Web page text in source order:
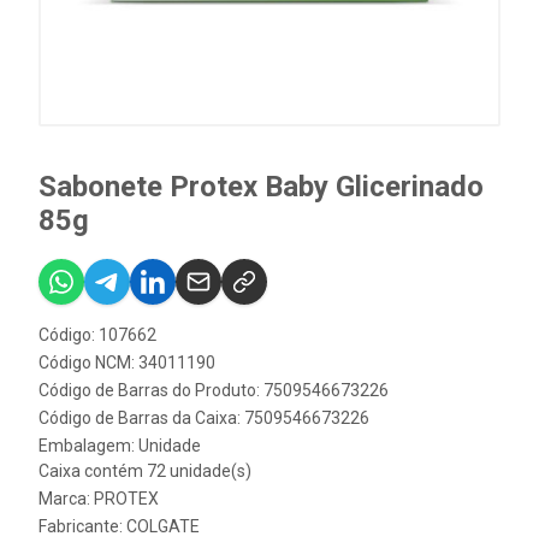
Sabonete Protex Baby Glicerinado
85g
Código: 107662
Código NCM: 34011190
Código de Barras do Produto: 7509546673226
Código de Barras da Caixa: 7509546673226
Embalagem: Unidade
Caixa contém 72 unidade(s)
Marca: PROTEX
Fabricante: COLGATE